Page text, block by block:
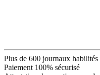
Plus de 600 journaux habilités
Paiement 100% sécurisé